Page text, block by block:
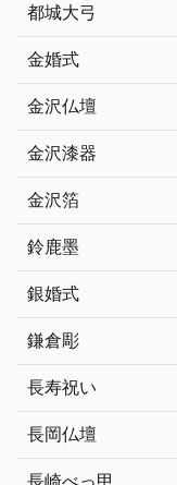
都城大弓
金婚式
金沢仏壇
金沢漆器
金沢箔
鈴鹿墨
銀婚式
鎌倉彫
長寿祝い
長岡仏壇
長崎べっ甲